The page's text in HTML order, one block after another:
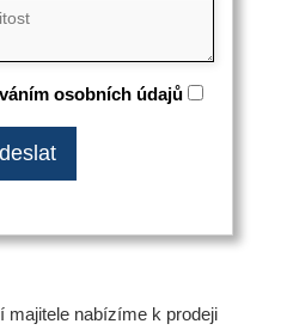
osobních údajů
majitele nabízíme k prodeji